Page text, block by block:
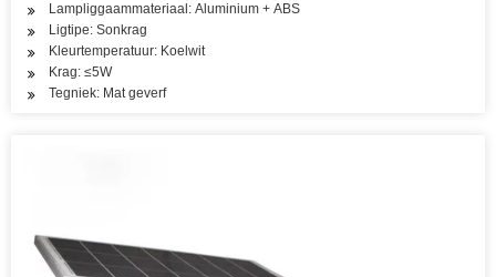
Lampliggaammateriaal: Aluminium + ABS
Ligtipe: Sonkrag
Kleurtemperatuur: Koelwit
Krag: ≤5W
Tegniek: Mat geverf